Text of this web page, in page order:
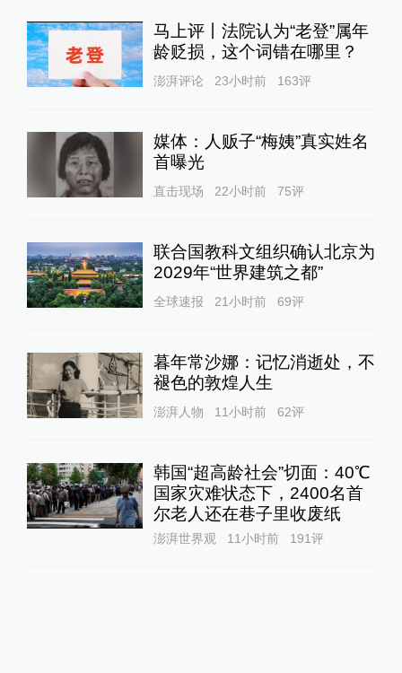
马上评丨法院认为“老登”属年
龄贬损，这个词错在哪里？
澎湃评论 23小时前 163评
媒体：人贩子“梅姨”真实姓名
首曝光
直击现场 22小时前 75评
联合国教科文组织确认北京为
2029年“世界建筑之都”
全球速报 21小时前 69评
暮年常沙娜：记忆消逝处，不
褪色的敦煌人生
澎湃人物 11小时前 62评
韩国“超高龄社会”切面：40℃
国家灾难状态下，2400名首
尔老人还在巷子里收废纸
澎湃世界观 11小时前 191评